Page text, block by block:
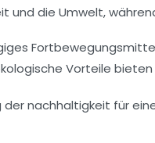
und die Umwelt,
Vorteile